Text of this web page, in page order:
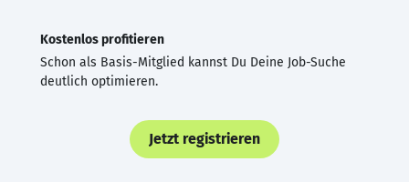
Kostenlos profitieren
Schon als Basis-Mitglied kannst Du Deine Job-Suche
deutlich optimieren.
Jetzt registrieren